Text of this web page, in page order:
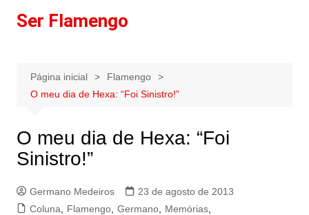
paraSer Flamengo
Página inicial
Flamengo
O meu dia de Hexa: “Foi Sinistro!”
O meu dia de Hexa: “Foi
Sinistro!”
Germano Medeiros
23 de agosto de 2013
Coluna
Flamengo, Germano, Memórias,